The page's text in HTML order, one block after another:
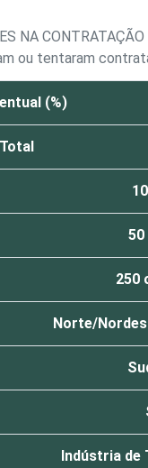
NA
ou tentaram
(%)
Total
50
250
Norte/
Indústria